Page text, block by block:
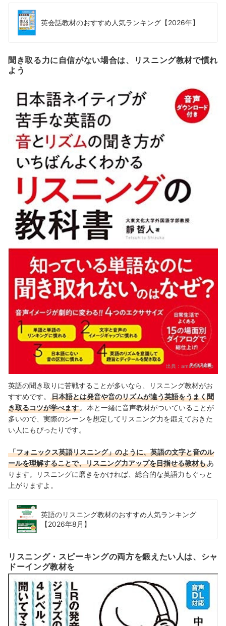
英会話教材のおすすめ人気ランキング【2026年】
聞き取る力に自信がない場合は、リスニング教材で慣れ
よう
出典： amazon.co.jp
英語の聞き取りに苦戦することが多いなら、リスニング教材がお
すすめです。
日本語とは発音や音のリズムが違う英語をうまく聞
き取るコツが学べます 。本と一緒に音声教材がついていることが
多いので、実際のシーンを想定してリスニング力を鍛えておきた
い人にもぴったりです。
「フォニックス英語リスニング」のように、英語の文字と音のル
ールを理解することで、リスニング力アップを目指せる教材もあ
ります。リスニングに磨きをかければ、総合的な英語力もぐっと
上がりますよ。
英語のリスニング教材のおすすめ人気ランキング
【2026年8月】
リスニング・スピーキングの両方を鍛えたい人は、シャ
ドーイング教材を